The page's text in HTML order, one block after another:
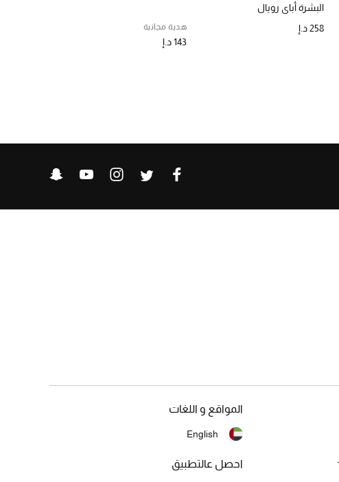
البشرة أباي رويال
258 د.إ
هدية مجانية
143 د.إ
المواقع و اللغات
English
احصل عالتطبيق